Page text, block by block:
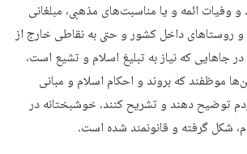
و وفیات ائمه و یا مناسبت‌های مذهبی، مبلغانی
روستاهای داخل کشور و حتی به نقاطی خارج از
جاهایی که نیاز به تبلیغ اسلام و تشیع است،
موظفند که بروند و احکام اسلام و مبانی
توضیح دهند و تشریح کنند. خوشبختانه در
شکل گرفته و قانونمند شده است.